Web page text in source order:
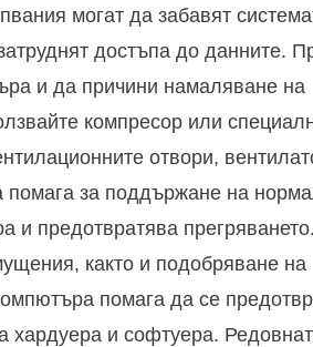
могат да забавят
достъпа до данните.
и да причини намаляване на
компресор или
отвори,
помага за поддържане на
и предотвратява прегряването.
както и подобряване на
помага да се
хардуера и софтуера.